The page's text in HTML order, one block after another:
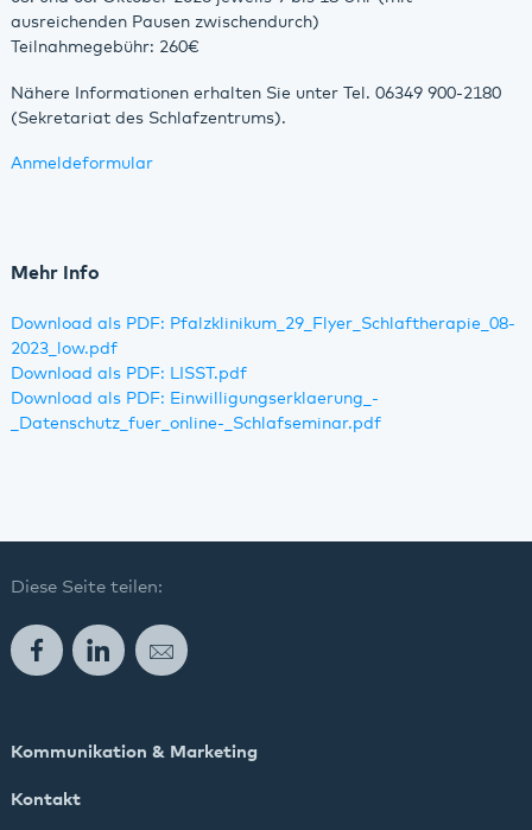
ausreichenden Pausen zwischendurch)
Teilnahmegebühr: 260€
Nähere Informationen erhalten Sie unter Tel. 06349 900-2180
(Sekretariat des Schlafzentrums).
Anmeldeformular
Mehr Info
Download als PDF: Pfalzklinikum_29_Flyer_Schlaftherapie_08-
2023_low.pdf
Download als PDF: LISST.pdf
Download als PDF: Einwilligungserklaerung_-
_Datenschutz_fuer_online-_Schlafseminar.pdf
Diese Seite teilen:
FacebookLinkedInE-Mail
Kommunikation & Marketing
Kontakt